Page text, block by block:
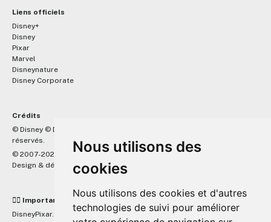
Nous utilisons des
cookies
Nous utilisons des cookies et d'autres
technologies de suivi pour améliorer
Liens officiels
Disney+
Disney
Pixar
Marvel
Disneynature
Disney Corporate
Crédits
© Disney © Disney/Pixar © &
réservés.
© 2007-2026 DisneyPixar.fr
Design & développement :MonsieurPaul
☝🏼 Important
DisneyPixar.fr est un site indépendant et n'est en aucun cas lié de